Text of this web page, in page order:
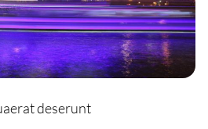
deserunt